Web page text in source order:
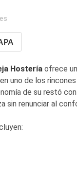
Hostería ofrece
uno de los
de su restó
sin renunciar al